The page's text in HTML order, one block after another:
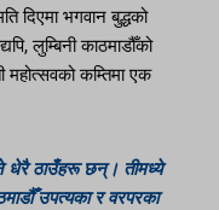
भगवान बुद्धको
लुम्बिनी काठमाडौँको
कम्तिमा एक
धेरै ठाउँहरू छन्। तीमध्ये
उपत्यका र वरपरका